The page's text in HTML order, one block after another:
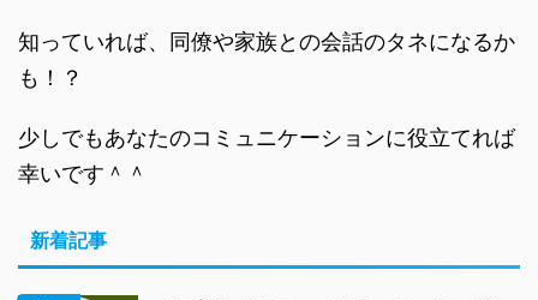
知っていれば、同僚や家族との会話のタネになるか
も！？
少しでもあなたのコミュニケーションに役立てれば
幸いです＾＾
新着記事